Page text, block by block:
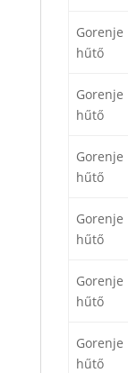
Gorenje
hűtő
Gorenje
hűtő
Gorenje
hűtő
Gorenje
hűtő
Gorenje
hűtő
Gorenje
hűtő